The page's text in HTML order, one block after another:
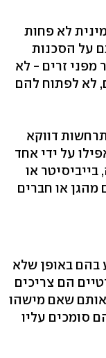
לא פחות
על הסכנות
מפני זרים - לא
לא לפתוח להם
דווקא
על ידי אחד
או
מהגן או חברים
בהם באופן שלא
הם צריכים
שאם מישהו
סומכים עליו